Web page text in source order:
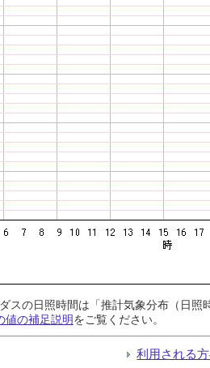
スの日照時間は「推計気象分布（日
値の補足説明をご覧ください。
利用される